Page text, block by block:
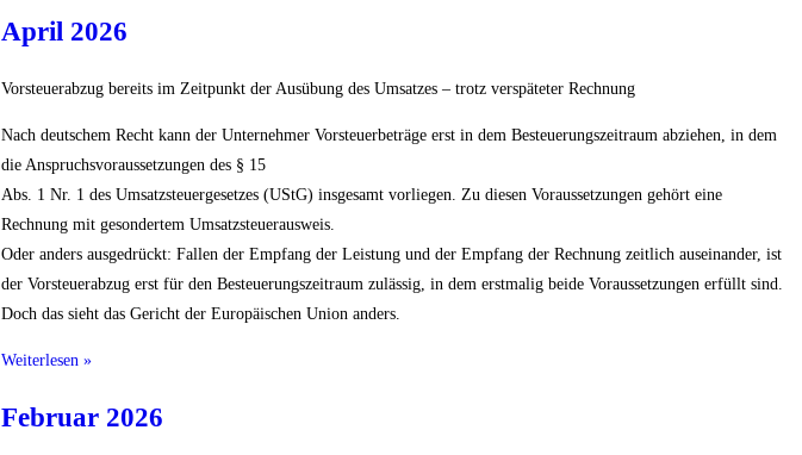
April 2026
Vorsteuerabzug bereits im Zeitpunkt der Ausübung des Umsatzes – trotz verspäteter Rechnung
Nach deutschem Recht kann der Unternehmer Vorsteuerbeträge erst in dem Besteuerungszeitraum abziehen, in dem
die Anspruchsvoraussetzungen des § 15
Abs. 1 Nr. 1 des Umsatzsteuergesetzes (UStG) insgesamt vorliegen. Zu diesen Voraussetzungen gehört eine
Rechnung mit gesondertem Umsatzsteuerausweis.
Oder anders ausgedrückt: Fallen der Empfang der Leistung und der Empfang der Rechnung zeitlich auseinander, ist
der Vorsteuerabzug erst für den Besteuerungszeitraum zulässig, in dem erstmalig beide Voraussetzungen erfüllt sind.
Doch das sieht das Gericht der Europäischen Union anders.
Weiterlesen »
Februar 2026